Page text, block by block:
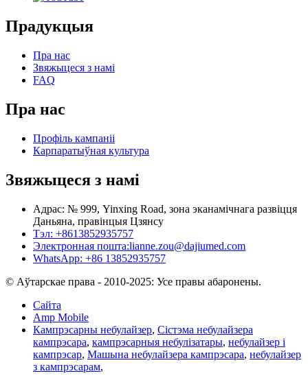
Прадукцыя
Пра нас
Звяжыцеся з намі
FAQ
Пра нас
Профіль кампаніі
Карпаратыўная культура
Звяжыцеся з намі
Адрас: № 999, Yinxing Road, зона эканамічнага развіцця
Даньяна, правінцыя Цзянсу
Тэл: +8613852935757
Электронная пошта:lianne.zou@dajiumed.com
WhatsApp: +86 13852935757
© Аўтарскае права - 2010-2025: Усе правы абаронены.
Сайта
Amp Mobile
Кампрэсарны небулайзер, Сістэма небулайзера
кампрэсара, кампрэсарныя небулізатары, небулайзер і
кампрэсар, Машына небулайзера кампрэсара, небулайзер
з кампрэсарам,